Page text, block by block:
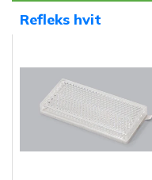
Refleks hvit